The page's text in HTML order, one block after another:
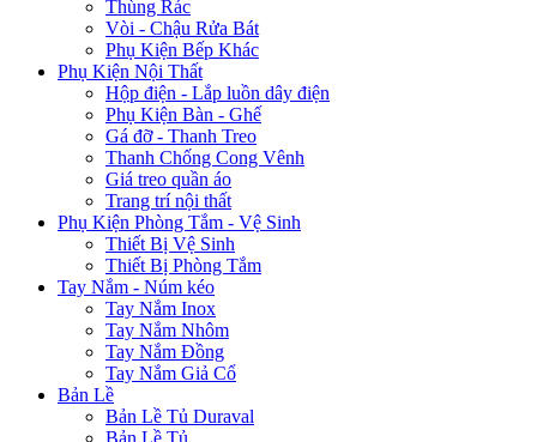
Thùng Rác
Vòi - Chậu Rửa Bát
Phụ Kiện Bếp Khác
Phụ Kiện Nội Thất
Hộp điện - Lắp luồn dây điện
Phụ Kiện Bàn - Ghế
Gá đỡ - Thanh Treo
Thanh Chống Cong Vênh
Giá treo quần áo
Trang trí nội thất
Phụ Kiện Phòng Tắm - Vệ Sinh
Thiết Bị Vệ Sinh
Thiết Bị Phòng Tắm
Tay Nắm - Núm kéo
Tay Nắm Inox
Tay Nắm Nhôm
Tay Nắm Đồng
Tay Nắm Giả Cổ
Bản Lề
Bản Lề Tủ Duraval
Bản Lề Tủ